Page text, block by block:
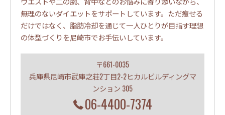
無理のないダイエットをサポートしています。ただ痩せる
だけではなく、脂肪冷却を通じて一人ひとりが目指す理想
の体型づくりを尼崎市でお手伝いしています。
〒661-0035
兵庫県尼崎市武庫之荘2丁目2-2ヒカルビルディングマ
ンション 305
06-4400-7374